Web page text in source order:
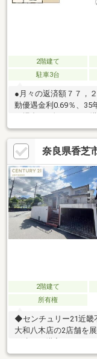
2階建て
駐車3台
●月々の返済額７７
動優遇金利0.69％、35
て住宅ローン金利が大
旭ヶ丘5丁目 中古戸建
積 約91坪・建坪 46坪
す。長年、地域に密着
い！
奈良県香芝
2階建て
所有権
◆センチュリー21近畿
大和八木店の2店舗を
戸建のご購入にあわ
ンニングにも対応し、